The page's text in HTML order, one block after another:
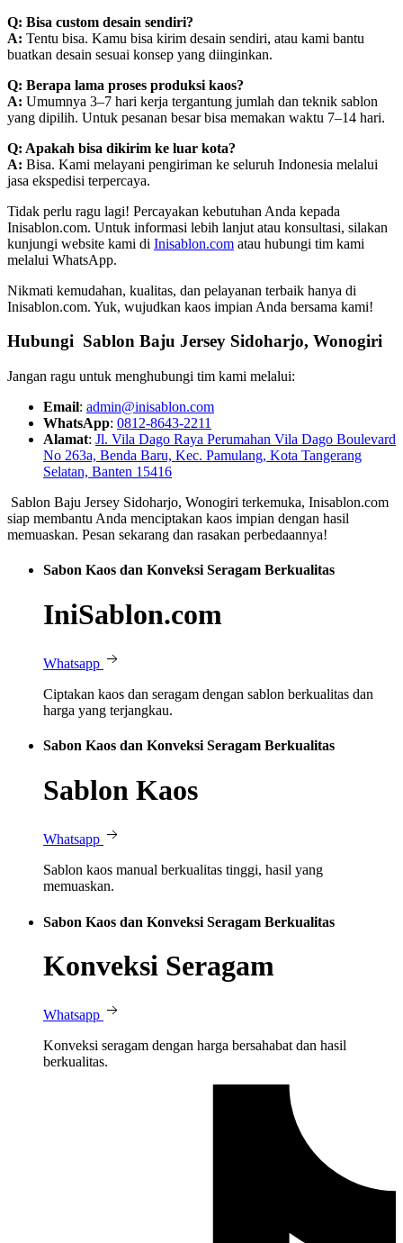
Q: Bisa custom desain sendiri?
A: Tentu bisa. Kamu bisa kirim desain sendiri, atau kami bantu
buatkan desain sesuai konsep yang diinginkan.
Q: Berapa lama proses produksi kaos?
A: Umumnya 3–7 hari kerja tergantung jumlah dan teknik sablon
yang dipilih. Untuk pesanan besar bisa memakan waktu 7–14 hari.
Q: Apakah bisa dikirim ke luar kota?
A: Bisa. Kami melayani pengiriman ke seluruh Indonesia melalui
jasa ekspedisi terpercaya.
Tidak perlu ragu lagi! Percayakan kebutuhan Anda kepada
Inisablon.com. Untuk informasi lebih lanjut atau konsultasi, silakan
kunjungi website kami di Inisablon.com atau hubungi tim kami
melalui WhatsApp.
Nikmati kemudahan, kualitas, dan pelayanan terbaik hanya di
Inisablon.com. Yuk, wujudkan kaos impian Anda bersama kami!
Hubungi Sablon Baju Jersey Sidoharjo, Wonogiri
Jangan ragu untuk menghubungi tim kami melalui:
Email: admin@inisablon.com
WhatsApp: 0812-8643-2211
Alamat: Jl. Vila Dago Raya Perumahan Vila Dago Boulevard
No 263a, Benda Baru, Kec. Pamulang, Kota Tangerang
Selatan, Banten 15416
Sablon Baju Jersey Sidoharjo, Wonogiri terkemuka, Inisablon.com
siap membantu Anda menciptakan kaos impian dengan hasil
memuaskan. Pesan sekarang dan rasakan perbedaannya!
Sabon Kaos dan Konveksi Seragam Berkualitas
IniSablon.com
Whatsapp
Ciptakan kaos dan seragam dengan sablon berkualitas dan
harga yang terjangkau.
Sabon Kaos dan Konveksi Seragam Berkualitas
Sablon Kaos
Whatsapp
Sablon kaos manual berkualitas tinggi, hasil yang
memuaskan.
Sabon Kaos dan Konveksi Seragam Berkualitas
Konveksi Seragam
Whatsapp
Konveksi seragam dengan harga bersahabat dan hasil
berkualitas.